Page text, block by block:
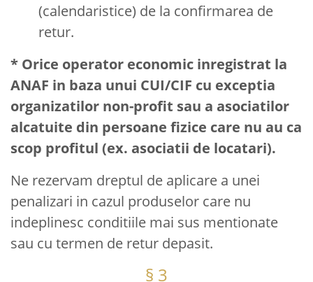
(calendaristice) de la confirmarea de
retur.
* Orice operator economic inregistrat la
ANAF in baza unui CUI/CIF cu exceptia
organizatilor non-profit sau a asociatilor
alcatuite din persoane fizice care nu au ca
scop profitul (ex. asociatii de locatari).
Ne rezervam dreptul de aplicare a unei
penalizari in cazul produselor care nu
indeplinesc conditiile mai sus mentionate
sau cu termen de retur depasit.
§ 3